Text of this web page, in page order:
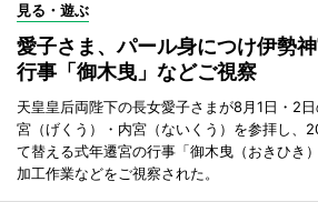
見る・遊ぶ
愛子さま、パール身につけ伊勢
行事「御木曳」などご視察
天皇皇后両陛下の長女愛子さまが8月1日・2
宮（げくう）・内宮（ないくう）を参拝し、
て替える式年遷宮の行事「御木曳（おきひき
加工作業などをご視察された。